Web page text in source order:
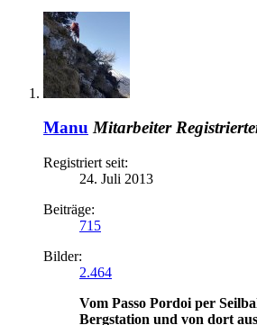
Manu Mitarbeiter
Registriert seit:
24. Juli 2013
Beiträge:
715
Bilder:
2.464
Vom Passo Pordoi per
Bergstation und von dort